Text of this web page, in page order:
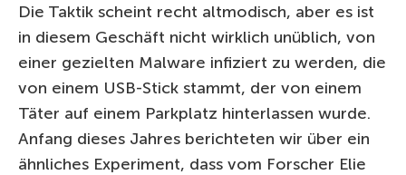
Die Taktik scheint recht altmodisch, aber es ist
in diesem Geschäft nicht wirklich unüblich, von
einer gezielten Malware infiziert zu werden, die
von einem USB-Stick stammt, der von einem
Täter auf einem Parkplatz hinterlassen wurde.
Anfang dieses Jahres berichteten wir über ein
ähnliches Experiment, dass vom Forscher Elie